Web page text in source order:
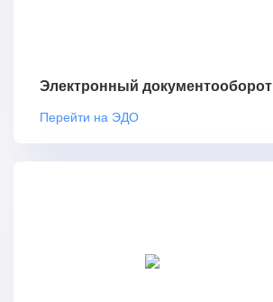
Электронный документооборот
Перейти на ЭДО